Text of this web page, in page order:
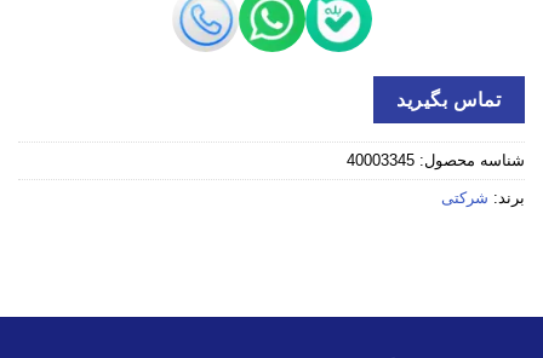
تماس بگیرید
شناسه محصول: 40003345
برند: شرکتی